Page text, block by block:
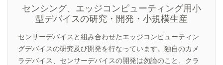
センシング、エッジコンピューティング用小
型デバイスの研究・開発・小規模生産
センサーデバイスと組み合わせたエッジコンピューティン
グデバイスの研究及び開発を行なっています。独自のカメ
ラデバイス、センサーデバイスの開発は勿論のこと、クラ